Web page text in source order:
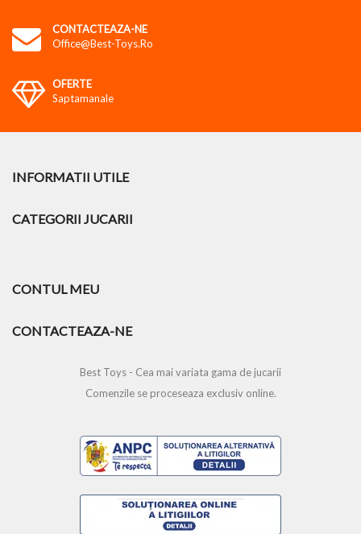
CONTACTEAZA-NE
Office@best-Toys.ro
OFERTE
Saptamanale
INFORMATII UTILE
CATEGORII JUCARII
CONTUL MEU
CONTACTEAZA-NE
Best Toys - Cea mai variata gama de jucarii
Comenzile se proceseaza exclusiv online.